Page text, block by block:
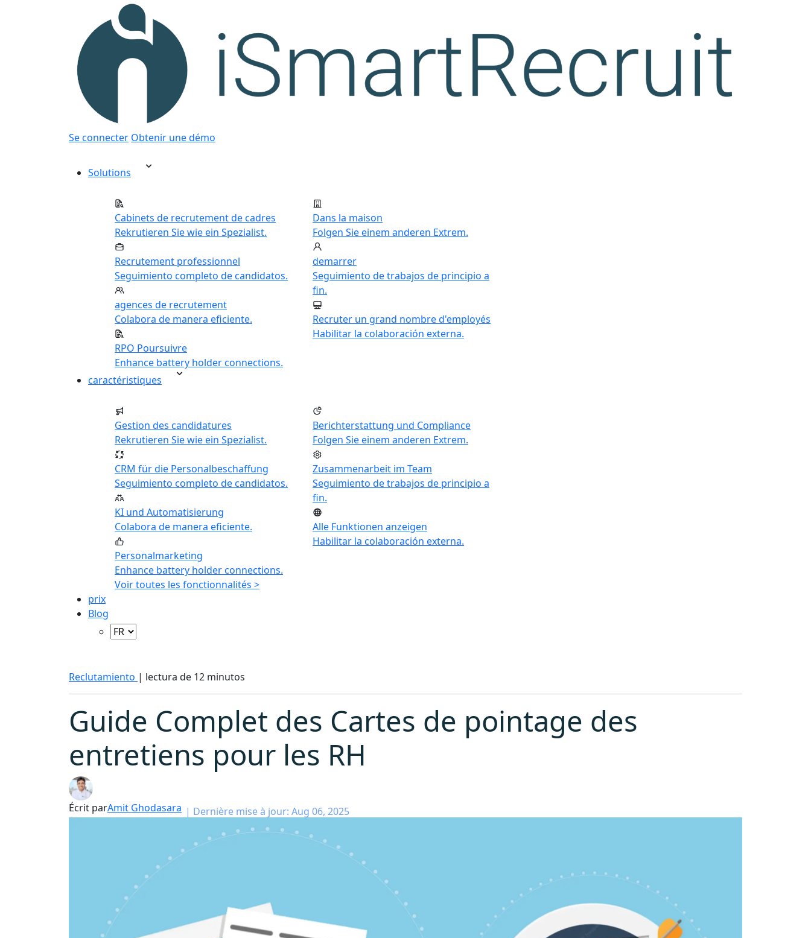
Se connecter Obtenir une démo
Solutions
Cabinets de recrutement de cadres
Rekrutieren Sie wie ein Spezialist.
Recrutement professionnel
Seguimiento completo de candidatos.
agences de recrutement
Colabora de manera eficiente.
RPO Poursuivre
Enhance battery holder connections.
Dans la maison
Folgen Sie einem anderen Extrem.
demarrer
Seguimiento de trabajos de principio a
fin.
Recruter un grand nombre d'employés
Habilitar la colaboración externa.
caractéristiques
Gestion des candidatures
Rekrutieren Sie wie ein Spezialist.
CRM für die Personalbeschaffung
Seguimiento completo de candidatos.
KI und Automatisierung
Colabora de manera eficiente.
Personalmarketing
Enhance battery holder connections.
Berichterstattung und Compliance
Folgen Sie einem anderen Extrem.
Zusammenarbeit im Team
Seguimiento de trabajos de principio a
fin.
Alle Funktionen anzeigen
Habilitar la colaboración externa.
Voir toutes les fonctionnalités >
prix
Blog
Reclutamiento | lectura de 12 minutos
Guide Complet des Cartes de pointage des
entretiens pour les RH
Écrit parAmit Ghodasara | Dernière mise à jour: Aug 06, 2025